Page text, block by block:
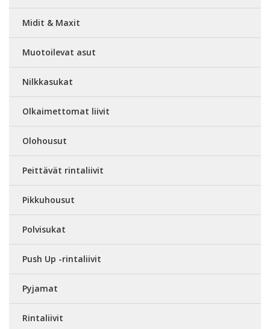
Midit & Maxit
Muotoilevat asut
Nilkkasukat
Olkaimettomat liivit
Olohousut
Peittävät rintaliivit
Pikkuhousut
Polvisukat
Push Up -rintaliivit
Pyjamat
Rintaliivit